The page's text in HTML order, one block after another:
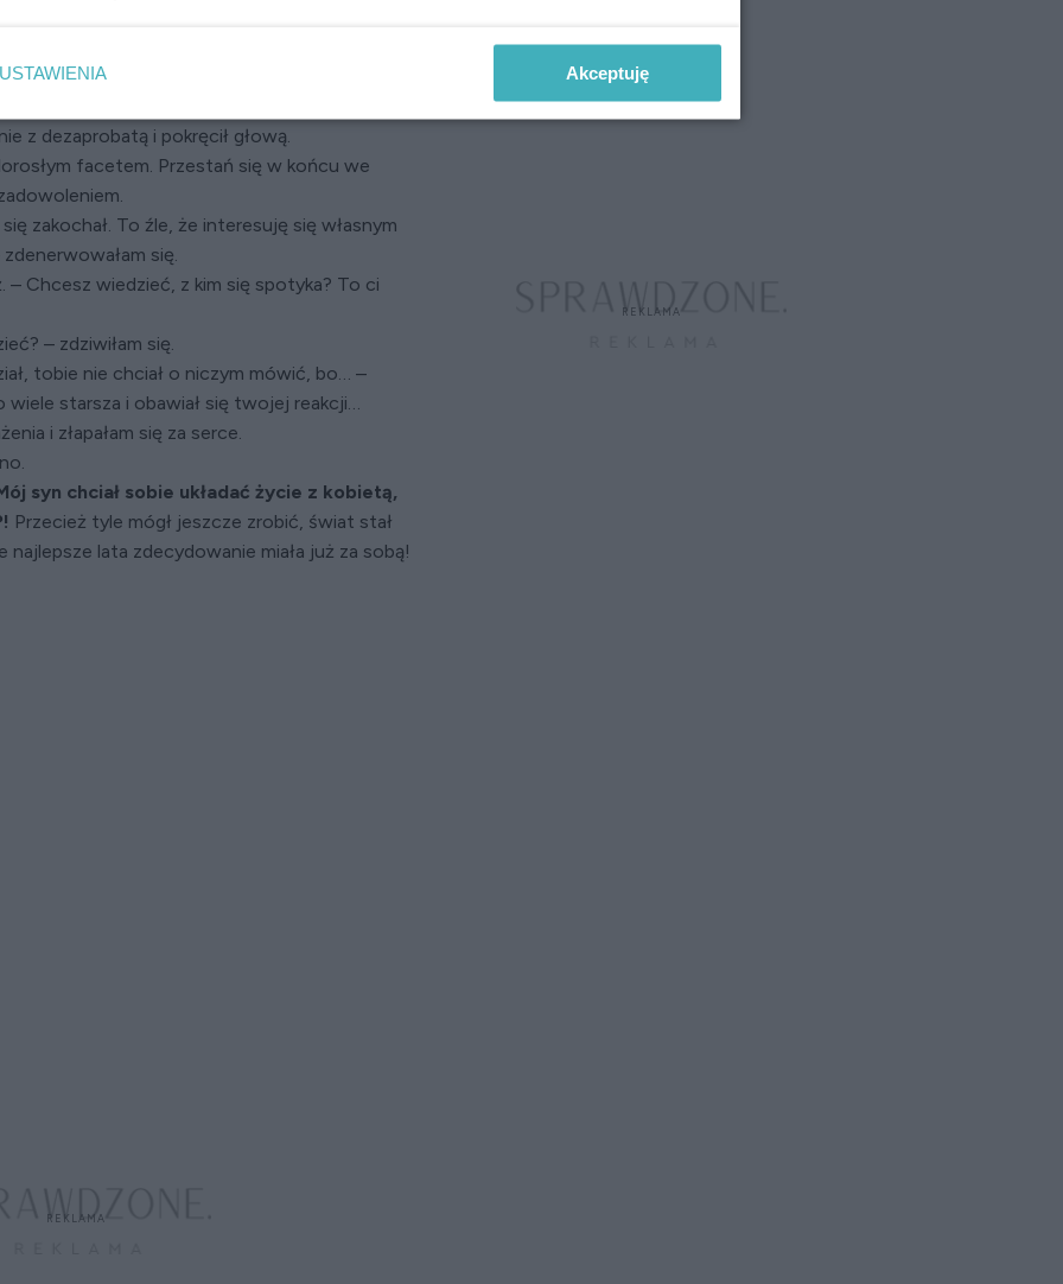
ma lat
z dezaprobatą i pokręcił głową.
facetem. Przestań się w końcu we
zakochał. To źle, że interesuję się własnym
się.
– Chcesz wiedzieć, z kim się spotyka? To ci
– zdziwiłam się.
tobie nie chciał o niczym mówić, bo… –
wiele starsza i obawiał się twojej reakcji…
i złapałam się za serce.
syn chciał sobie układać życie z kobietą,
Przecież tyle mógł jeszcze zrobić, świat stał
lata zdecydowanie miała już za sobą!
USTAWIENIA Akceptuję